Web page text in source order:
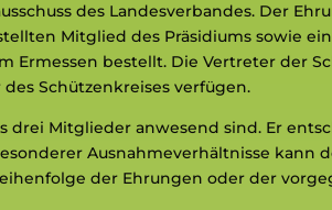
des Landesverbandes. Der
Mitglied des Präsidiums sowie
Ermessen bestellt. Die Vertreter der
Schützenkreises verfügen.
drei Mitglieder anwesend sind. Er
Ausnahmeverhältnisse kann
der Ehrungen oder der